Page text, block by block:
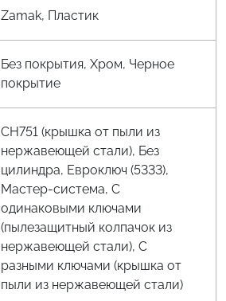
Zamak, Пластик
Без покрытия, Хром, Черное
покрытие
CH751 (крышка от пыли из
нержавеющей стали), Без
цилиндра, Евроключ (5333),
Мастер-система, С
одинаковыми ключами
(пылезащитный колпачок из
нержавеющей стали), С
разными ключами (крышка от
пыли из нержавеющей стали)